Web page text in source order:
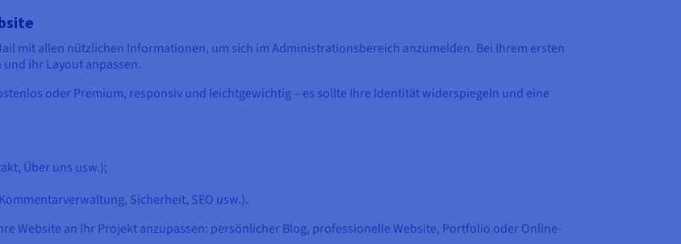
mit allen nützlichen Informationen, um sich im Administrationsbereich anzumelden. Bei Ihrem ersten
ihr Layout anpassen.
oder Premium, responsiv und leichtgewichtig – es sollte Ihre Identität widerspiegeln und eine
Über uns usw.);
Sicherheit, SEO usw.).
Website an Ihr Projekt anzupassen: persönlicher Blog, professionelle Website, Portfolio oder Online-